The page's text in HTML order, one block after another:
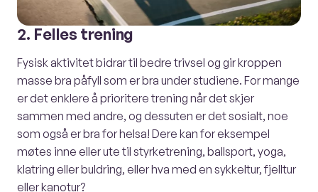
2. Felles trening
Fysisk aktivitet bidrar til bedre trivsel og gir kroppen
masse bra påfyll som er bra under studiene. For mange
er det enklere å prioritere trening når det skjer
sammen med andre, og dessuten er det sosialt, noe
som også er bra for helsa! Dere kan for eksempel
møtes inne eller ute til styrketrening, ballsport, yoga,
klatring eller buldring, eller hva med en sykkeltur, fjelltur
eller kanotur?